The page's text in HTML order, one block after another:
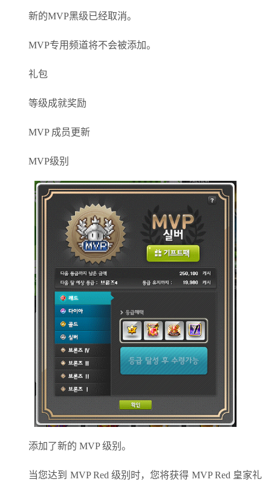
新的MVP黑级已经取消。
MVP专用频道将不会被添加。
礼包
等级成就奖励
MVP 成员更新
MVP级别
添加了新的 MVP 级别。
当您达到 MVP Red 级别时，您将获得 MVP Red 皇家礼